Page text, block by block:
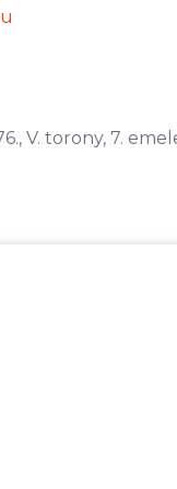
V. torony, 7.